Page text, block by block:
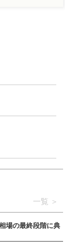
一覧
場の最終段階に典